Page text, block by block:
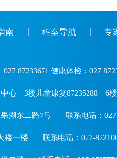
南 科室导航 专
87233671 健康体检：027-
心 3楼儿童康复87235288 6
湖东二路7号 联系电话：
楼一楼 联系电话：027-